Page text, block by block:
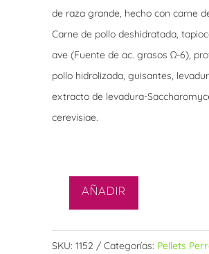
de raza grande, hecho con carne
Carne de pollo deshidratada,
ave (Fuente de ac. grasos Ω-6),
pollo hidrolizada, guisantes,
extracto de levadura-
cerevisiae.
Cachorro
AÑADIR
SKU: 1152 Categorías: Pellets